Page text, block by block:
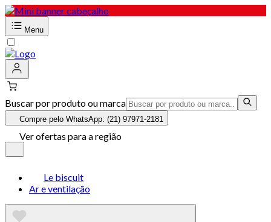
Menu
Buscar por produto ou marca
Compre pelo WhatsApp: (21) 97971-2181
Ver ofertas para a região
Le biscuit
Ar e ventilação